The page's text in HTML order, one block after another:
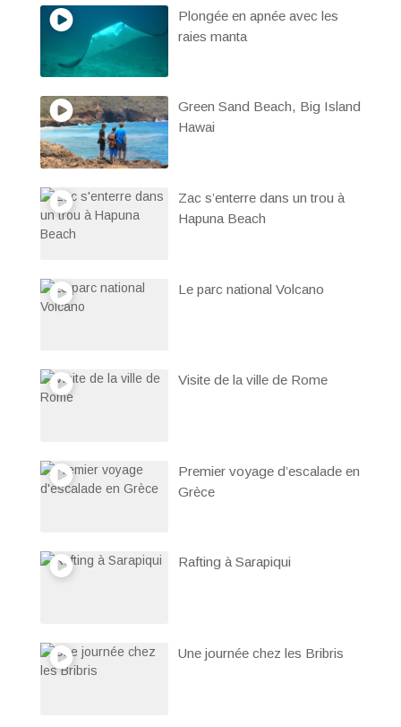
Plongée en apnée avec les
raies manta
Green Sand Beach, Big Island
Hawai
Zac s’enterre dans un trou à
Hapuna Beach
Le parc national Volcano
Visite de la ville de Rome
Premier voyage d’escalade en
Grèce
Rafting à Sarapiqui
Une journée chez les Bribris